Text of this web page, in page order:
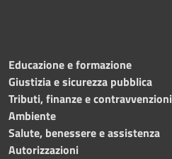
Educazione e formazione
Giustizia e sicurezza pubblica
Tributi, finanze e contravvenzioni
Ambiente
Salute, benessere e assistenza
Autorizzazioni